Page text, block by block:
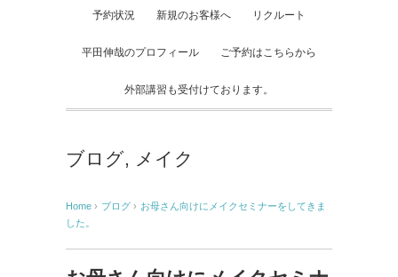
予約状況 新規のお客様へ リクルート
平田伸哉のプロフィール ご予約はこちらから
外部講習も受付けております。
ブログ, メイク
Home › ブログ › お母さん向けにメイクセミナーをしてきま
した。